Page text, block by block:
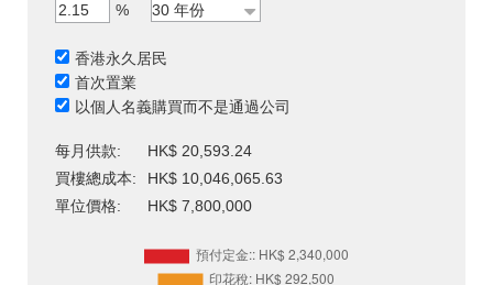
%
香港永久居民
首次置業
以個人名義購買而不是通過公司
每月供款:
HK$ 20,593.24
買樓總成本:
HK$ 10,046,065.63
單位價格:
HK$ 7,800,000